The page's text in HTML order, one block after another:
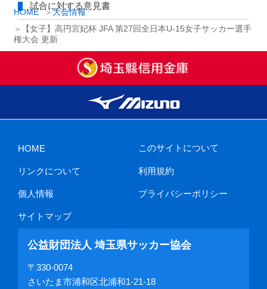
HOME
大会情報
【女子】高円宮妃杯 JFA 第27回全日本U-15女子サッカー選手
権大会 更新
試合に対する意見書
HOME このサイトについて
リンクについて 利用規約
個人情報 プライバシーポリシー
サイトマップ
公益財団法人 埼玉県サッカー協会
〒330-0074
さいたま市浦和区北浦和1-21-18